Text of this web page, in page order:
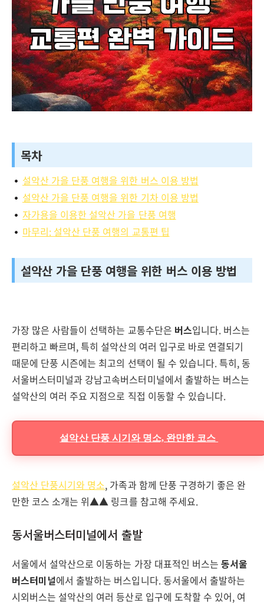
목차
설악산 가을 단풍 여행을 위한 버스 이용 방법
설악산 가을 단풍 여행을 위한 기차 이용 방법
자가용을 이용한 설악산 가을 단풍 여행
마무리: 설악산 단풍 여행의 교통편 팁
설악산 가을 단풍 여행을 위한 버스 이용 방법
가장 많은 사람들이 선택하는 교통수단은 버스입니다. 버스는
편리하고 빠르며, 특히 설악산의 여러 입구로 바로 연결되기
때문에 단풍 시즌에는 최고의 선택이 될 수 있습니다. 특히, 동
서울버스터미널과 강남고속버스터미널에서 출발하는 버스는
설악산의 여러 주요 지점으로 직접 이동할 수 있습니다.
설악산 단풍 시기와 명소, 완만한 코스
설악산 단풍시기와 명소, 가족과 함께 단풍 구경하기 좋은 완
만한 코스 소개는 위▲▲ 링크를 참고해 주세요.
동서울버스터미널에서 출발
서울에서 설악산으로 이동하는 가장 대표적인 버스는 동서울
버스터미널에서 출발하는 버스입니다. 동서울에서 출발하는
시외버스는 설악산의 여러 등산로 입구에 도착할 수 있어, 여